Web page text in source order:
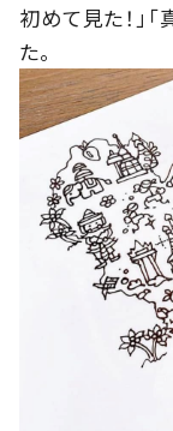
初めて見た！」
た。